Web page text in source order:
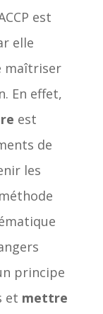
est
elle
maîtriser
En effet,
est
de
les
principe
et mettre